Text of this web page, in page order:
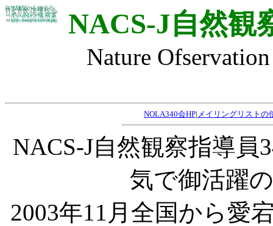
NACS-J自然観
Nature
NOLA340会HP| メイリングリストの
NACS-J自然観察指導
気で御活躍
2003年11月全国から愛